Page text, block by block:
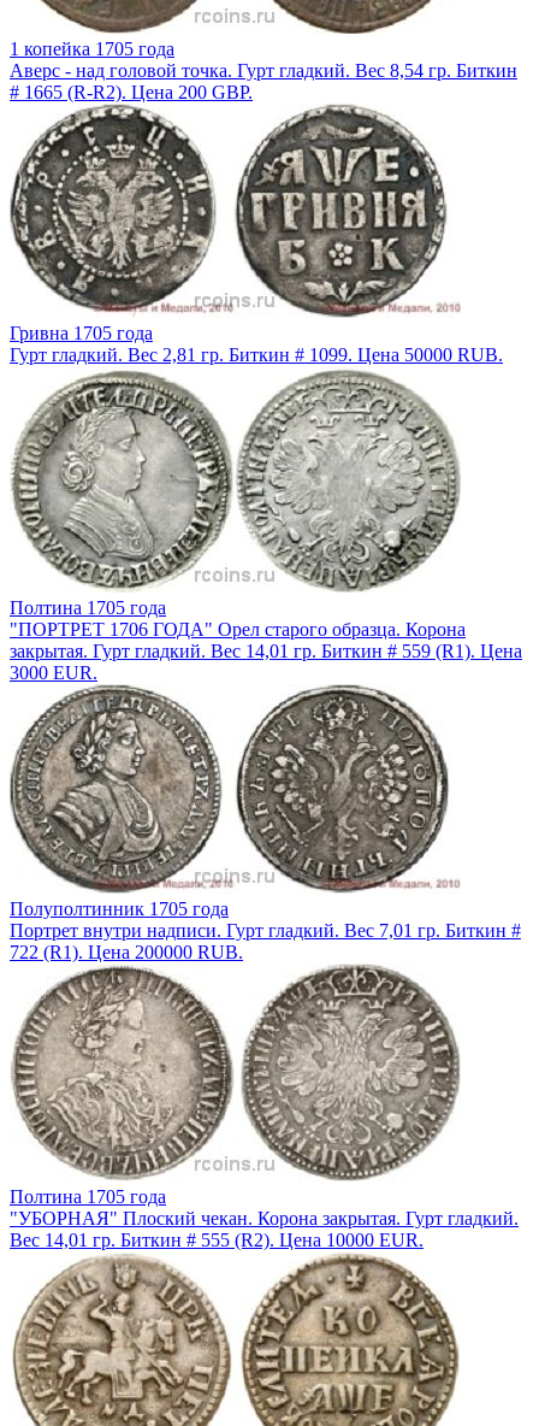
1 копейка 1705 года
Аверс - над головой точка. Гурт гладкий. Вес 8,54 гр. Биткин
# 1665 (R-R2). Цена 200 GBP.
Гривна 1705 года
Гурт гладкий. Вес 2,81 гр. Биткин # 1099. Цена 50000 RUB.
Полтина 1705 года
"ПОРТРЕТ 1706 ГОДА" Орел старого образца. Корона
закрытая. Гурт гладкий. Вес 14,01 гр. Биткин # 559 (R1). Цена
3000 EUR.
Полуполтинник 1705 года
Портрет внутри надписи. Гурт гладкий. Вес 7,01 гр. Биткин #
722 (R1). Цена 200000 RUB.
Полтина 1705 года
"УБОРНАЯ" Плоский чекан. Корона закрытая. Гурт гладкий.
Вес 14,01 гр. Биткин # 555 (R2). Цена 10000 EUR.